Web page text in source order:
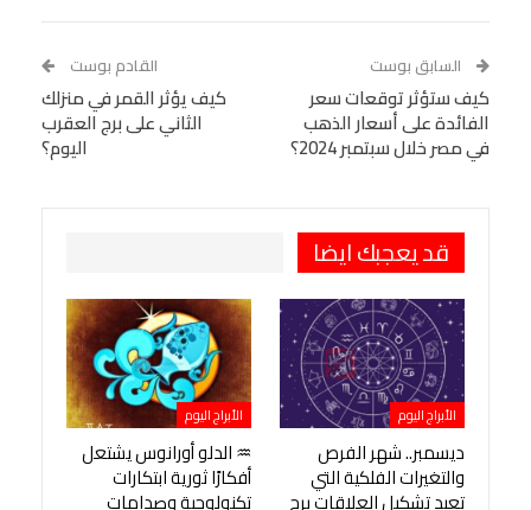
Tumblr
البريد الإلكتروني
StumbleUpon
VK
Digg
LINE
BlackBerry
Viber
السابق بوست
كيف ستؤثر توقعات سعر
الفائدة على أسعار الذهب
في مصر خلال سبتمبر 2024؟
القادم بوست
كيف يؤثر القمر في منزلك
الثاني على برج العقرب
اليوم؟
قد يعجبك ايضا
الأبراج اليوم
ديسمبر.. شهر الفرص
والتغيرات الفلكية التي
تعيد تشكيل العلاقات برج
الأبراج اليوم
♒ الدلو أورانوس يشتعل
أفكارًا ثورية ابتكارات
تكنولوجية وصِدامات